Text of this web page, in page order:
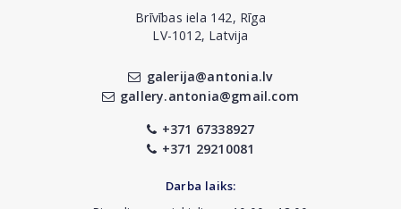
Brīvības iela 142, Rīga
LV-1012, Latvija
galerija@antonia.lv
gallery.antonia@gmail.com
+371 67338927
+371 29210081
Darba laiks: